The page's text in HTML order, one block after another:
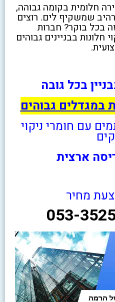
חלומית בקומה גבוהה,
שמשקיף לים. רוצים
בכל בוקר? חברות
חלונות בבניינים גבוהים
בכל גובה
במגדלים גבוהים
עם חומרי ניקוי
ארצית
מחיר
053-